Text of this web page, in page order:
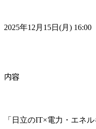
2025年12月15日(月) 16:00
内容
「日立のIT×電力・エネ